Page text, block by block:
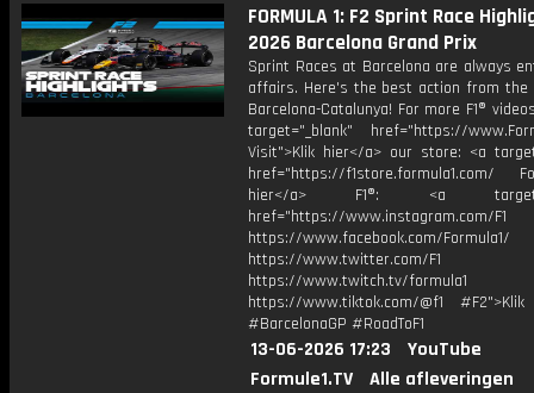
FORMULA 1: F2 Sprint Race
2026 Barcelona Grand Prix
Sprint Races at Barcelona are always
affairs. Here's the best action from the
Barcelona-Catalunya! For more F1®
target="_blank" href="https://
Visit">Klik hier</a> our store: <a
href="https://f1store.formula1.com/
hier</a> F1®: <a
href="https://www.instagram.com/F1
https://www.facebook.com/Formula1/
https://www.twitter.com/F1
https://www.twitch.tv/formula1
https://www.tiktok.com/@f1
#BarcelonaGP #RoadToF1
13-06-2026 17:23
YouTube
Formule1.TV
Alle afleveringen